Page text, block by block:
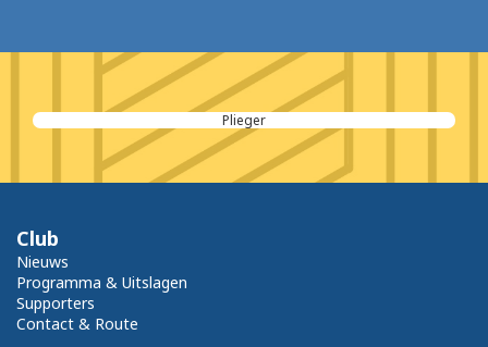
Plieger
Club
Nieuws
Programma & Uitslagen
Supporters
Contact & Route